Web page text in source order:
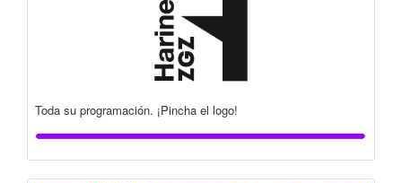
Toda su programación. ¡Pincha el logo!